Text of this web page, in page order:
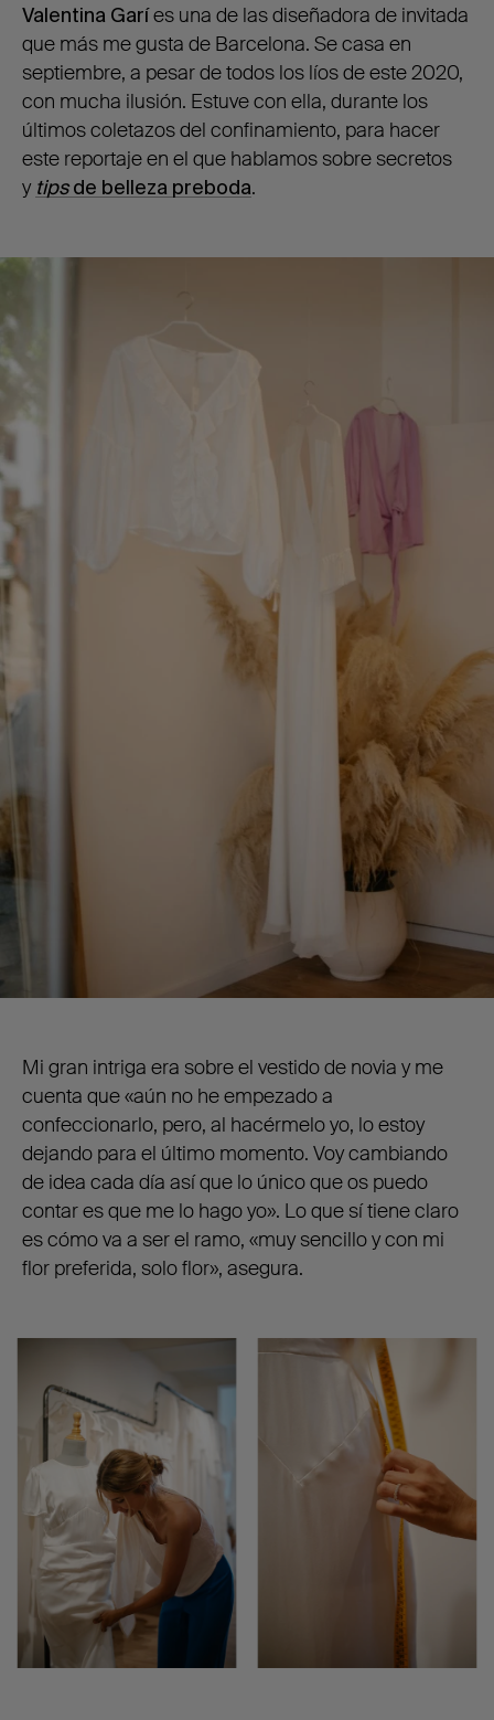
Valentina Garíes una de las diseñadora de invitada
que más me gusta de Barcelona. Se casa en
septiembre, a pesar de todos los líos de este 2020,
con mucha ilusión. Estuve con ella, durante los
últimos coletazos del confinamiento, para hacer
este reportaje en el que hablamos sobre secretos
y tipsde belleza preboda.
Mi gran intriga era sobre el vestido de novia y me
cuenta que «aún no he empezado a
confeccionarlo, pero, al hacérmelo yo, lo estoy
dejando para el último momento. Voy cambiando
de idea cada día así que lo único que os puedo
contar es que me lo hago yo». Lo que sí tiene claro
es cómo va a ser el ramo, «muy sencillo y con mi
flor preferida, solo flor», asegura.